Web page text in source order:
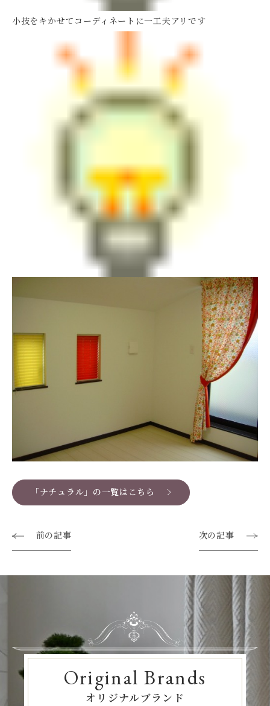
小技をキかせてコーディネートに一工夫アリです
「ナチュラル」の一覧はこちら
前の記事 次の記事
Original Brands
オリジナルブランド